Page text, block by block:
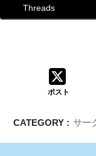
Threads
ポスト
CATEGORY : サー